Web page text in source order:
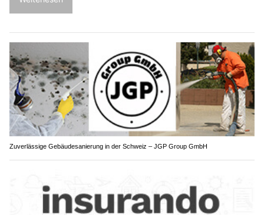
Zuverlässige Gebäudesanierung in der Schweiz – JGP Group GmbH